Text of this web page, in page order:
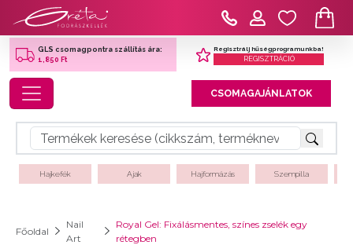
GLS csomagpontra szállítás ára:
1,850 Ft
Regisztrálj hűségprogramunkba!
REGISZTRÁCIÓ
Toggle navigation CSOMAGAJÁNLATOK
Hajkefék Ajak Hajformázás Szempilla
Főoldal
Nail
Art
Royal Gel: Fixálásmentes, színes zselék egy
rétegben